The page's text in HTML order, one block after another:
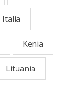
Italia
Kenia
Lituania